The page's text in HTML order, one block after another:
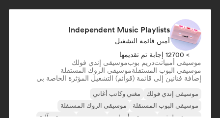
Independent Music Playlists
أمين قائمة التشغيل
> 12700 إجابة تم تقديمها
موسيقى أمبيانتدريم بوبموسيقى إندي فولك
موسيقى البوب المستقلةموسيقى الروك المستقلة
إضافة فنانين إلى قائمة (قوائم) التشغيل المؤثرة الخاصة بي
موسيقى إندي فولك
مغني وكاتب أغاني
موسيقى البوب المستقلة
موسيقى الروك المستقلة